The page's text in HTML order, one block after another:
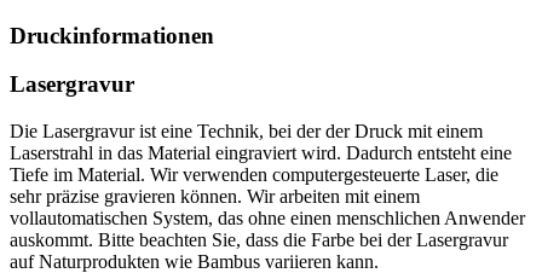
Druckinformationen
Lasergravur
Die Lasergravur ist eine Technik, bei der der Druck mit einem
Laserstrahl in das Material eingraviert wird. Dadurch entsteht eine
Tiefe im Material. Wir verwenden computergesteuerte Laser, die
sehr präzise gravieren können. Wir arbeiten mit einem
vollautomatischen System, das ohne einen menschlichen Anwender
auskommt. Bitte beachten Sie, dass die Farbe bei der Lasergravur
auf Naturprodukten wie Bambus variieren kann.